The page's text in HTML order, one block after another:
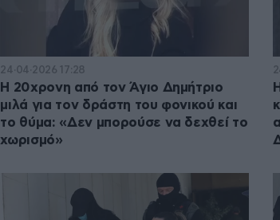
24·04·2026 17:28
Η 20χρονη από τον Άγιο Δημήτριο
μιλά για τον δράστη του φονικού και
το θύμα: «Δεν μπορούσε να δεχθεί το
χωρισμό»